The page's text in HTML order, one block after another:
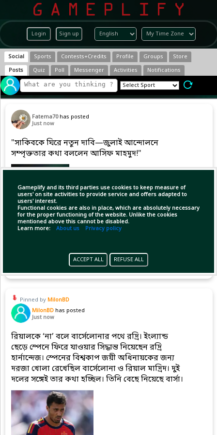
Login Sign up
Gameplify and its third parties use cookies to keep measure of
users' on site activities to provide service and offers adapted to
users' interest.
Functional cookies are also in place, which are absolutely necessary
for the proper functioning of the website. Unlike the cookies
mentioned above this cannot be disabled.
Learn more: About us Privacy policy
ACCEPT ALL REFUSE ALL
Social Sports Contests+Credits Profile Groups
Store
Posts
Quiz Poll Messenger Activities Notifications
Fatema70 has posted
Just now
"সাকিবকে ঘিরে নতুন দাবি—জুলাই আন্দোলনে
সম্পৃক্ততার কথা বললেন আসিফ মাহমুদ!"
Pinned by MilonBD
MilonBD has posted
Just now
রিয়ালকে ‘না’ বলে বার্সেলোনার পথে রদ্রি। ইংল্যান্ড
ছেড়ে স্পেনে ফিরে যাওয়ার সিদ্ধান্ত নিয়েছেন রদ্রি
হার্নান্দেজ। স্পেনের বিশ্বকাপ জয়ী অধিনায়কের জন্য
দরজা খোলা রেখেছিল বার্সেলোনা ও রিয়াল মাদ্রিদ। দুই
দলের সঙ্গেই তার কথা হচ্ছিল। তিনি বেছে নিয়েছে বার্সা।